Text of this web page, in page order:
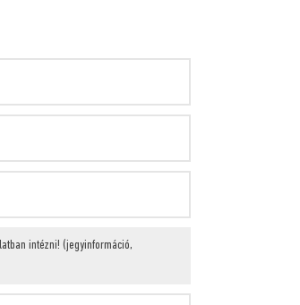
intézni! (jegyinformáció,